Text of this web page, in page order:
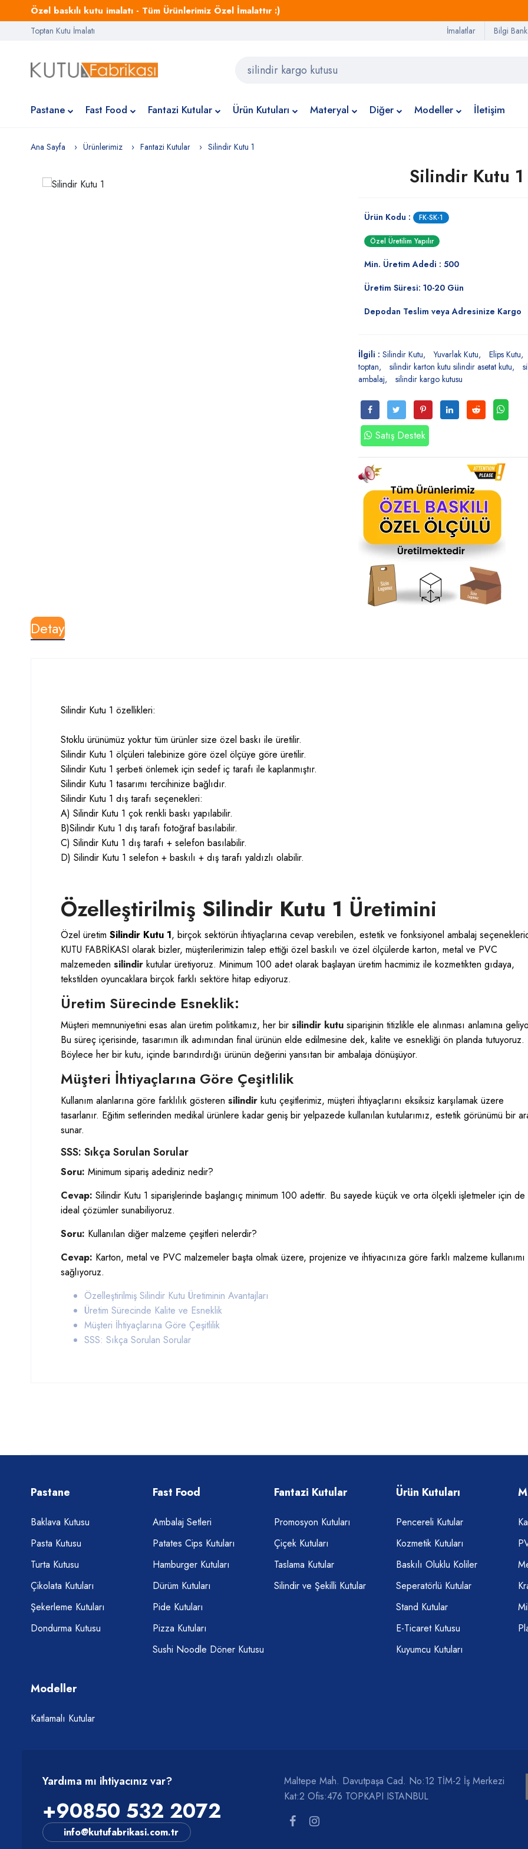
Özel baskılı kutu imalatı - Tüm Ürünlerimiz Özel İmalattır :)
Toptan Kutu İmalatı İmalatlar Bilgi
Pastane Fast Food Fantazi Kutular Ürün Kutuları Materyal Diğer Modeller İletişim
Ana Sayfa Ürünlerimiz Fantazi Kutular Silindir Kutu 1
Silindir Kutu 1
Ürün Kodu : FK-SK-1
Özel Üretilim Yapılır
Min. Üretim Adedi : 500
Üretim Süresi: 10-20 Gün
Depodan Teslim veya Adresinize Kargo
İlgili : Silindir Kutu Yuvarlak Kutu
Elips Kutu
toptan
silindir karton kutu silindir asetat kutu
ambalaj
silindir kargo kutusu
Satış Destek
Detay
Silindir Kutu 1 özellikleri:
Stoklu ürünümüz yoktur tüm ürünler size özel baskı ile üretilir.
Silindir Kutu 1 ölçüleri talebinize göre özel ölçüye göre üretilir.
Silindir Kutu 1 şerbeti önlemek için sedef iç tarafı ile kaplanmıştır.
Silindir Kutu 1 tasarımı tercihinize bağlıdır.
Silindir Kutu 1 dış tarafı seçenekleri:
A) Silindir Kutu 1 çok renkli baskı yapılabilir.
B)Silindir Kutu 1 dış tarafı fotoğraf basılabilir.
C) Silindir Kutu 1 dış tarafı + selefon basılabilir.
D) Silindir Kutu 1 selefon + baskılı + dış tarafı yaldızlı olabilir.
Özelleştirilmiş Silindir Kutu 1 Üretimini
Özel üretim Silindir Kutu 1, birçok sektörün ihtiyaçlarına cevap verebilen, estetik ve fonksiyonel ambalaj
KUTU FABRİKASI olarak bizler, müşterilerimizin talep ettiği özel baskılı ve özel ölçülerde karton, metal ve PVC
malzemeden silindir kutular üretiyoruz. Minimum 100 adet olarak başlayan üretim hacmimiz ile kozmetikten gıdaya,
tekstilden oyuncaklara birçok farklı sektöre hitap ediyoruz.
Üretim Sürecinde Esneklik:
Müşteri memnuniyetini esas alan üretim politikamız, her bir silindir kutu siparişinin titizlikle ele alınması anlamına
Bu süreç içerisinde, tasarımın ilk adımından final ürünün elde edilmesine dek, kalite ve esnekliği ön planda tutuyoruz.
Böylece her bir kutu, içinde barındırdığı ürünün değerini yansıtan bir ambalaja dönüşüyor.
Müşteri İhtiyaçlarına Göre Çeşitlilik
Kullanım alanlarına göre farklılık gösteren silindir kutu çeşitlerimiz, müşteri ihtiyaçlarını eksiksiz karşılamak üzere
tasarlanır. Eğitim setlerinden medikal ürünlere kadar geniş bir yelpazede kullanılan kutularımız, estetik görünümü bir
sunar.
SSS: Sıkça Sorulan Sorular
Soru: Minimum sipariş adediniz nedir?
Cevap: Silindir Kutu 1 siparişlerinde başlangıç minimum 100 adettir. Bu sayede küçük ve orta ölçekli işletmeler için de
ideal çözümler sunabiliyoruz.
Soru: Kullanılan diğer malzeme çeşitleri nelerdir?
Cevap: Karton, metal ve PVC malzemeler başta olmak üzere, projenize ve ihtiyacınıza göre farklı malzeme kullanımı
sağlıyoruz.
Özelleştirilmiş Silindir Kutu Üretiminin Avantajları
Üretim Sürecinde Kalite ve Esneklik
Müşteri İhtiyaçlarına Göre Çeşitlilik
SSS: Sıkça Sorulan Sorular
Pastane
Baklava Kutusu
Pasta Kutusu
Turta Kutusu
Çikolata Kutuları
Şekerleme Kutuları
Dondurma Kutusu
Fast Food
Ambalaj Setleri
Patates Cips Kutuları
Hamburger Kutuları
Dürüm Kutuları
Pide Kutuları
Pizza Kutuları
Sushi Noodle Döner Kutusu
Fantazi Kutular
Promosyon Kutuları
Çiçek Kutuları
Taslama Kutular
Silindir ve Şekilli Kutular
Ürün Kutuları
Pencereli Kutular
Kozmetik Kutuları
Baskılı Oluklu Koliler
Seperatörlü Kutular
Stand Kutular
E-Ticaret Kutusu
Kuyumcu Kutuları
Modeller
Katlamalı Kutular
Yardıma mı ihtiyacınız var?
+90850 532 2072
info@kutufabrikasi.com.tr
Maltepe Mah. Davutpaşa Cad. No:12 TİM-2 İş Merkezi
Kat:2 Ofis:476 TOPKAPI ISTANBUL